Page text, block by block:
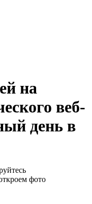
на
веб-
день в
фото